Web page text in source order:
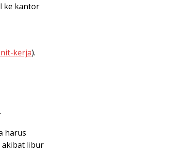
ke kantor
kerja).
harus
akibat libur